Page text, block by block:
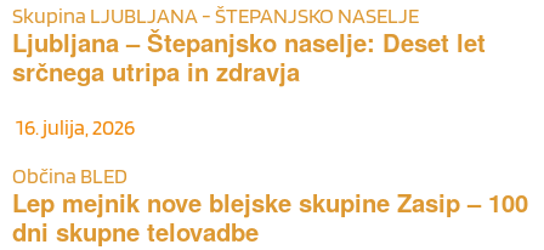
Skupina LJUBLJANA - ŠTEPANJSKO NASELJE
Ljubljana – Štepanjsko naselje: Deset let
srčnega utripa in zdravja
16. julija, 2026
Občina BLED
Lep mejnik nove blejske skupine Zasip – 100
dni skupne telovadbe